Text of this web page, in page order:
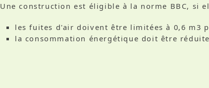
Une construction est éligible à la norme BBC, si
les fuites d'air doivent être limitées à 0,6 m3
la consommation énergétique doit être réduite